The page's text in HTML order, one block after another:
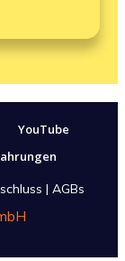
YouTube
| AGBs